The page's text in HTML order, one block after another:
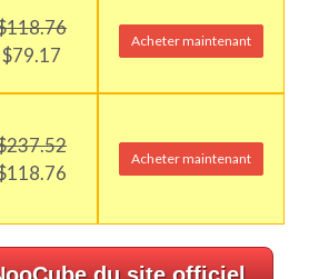
$79.17
Acheter maintenant
Acheter maintenant